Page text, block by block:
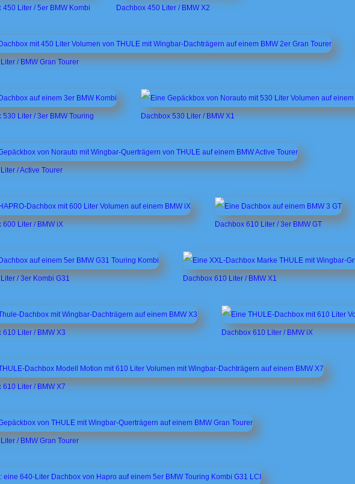
450 Liter / 5er BMW Kombi Dachbox 450 Liter / BMW X2
/ BMW Gran Tourer
530 Liter / 3er BMW Touring Dachbox 530 Liter / BMW X1
/ Active Tourer
600 Liter / BMW iX Dachbox 610 Liter / 3er BMW GT
/ 3er Kombi G31 Dachbox 610 Liter / BMW X1
610 Liter / BMW X3 Dachbox 610 Liter / BMW iX
610 Liter / BMW X7
/ BMW Gran Tourer